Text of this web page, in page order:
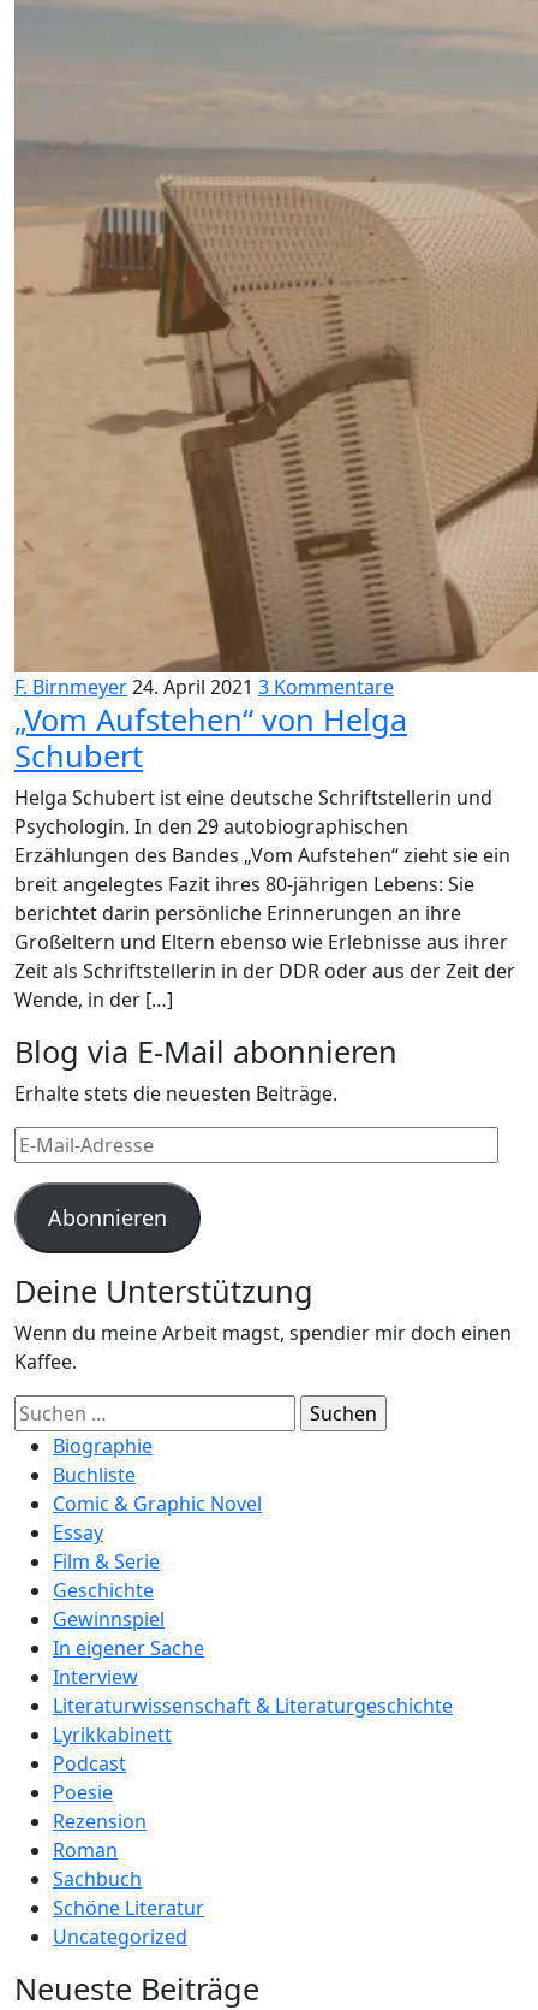
F. Birnmeyer24. April 2021 3 Kommentare
„Vom Aufstehen“ von Helga
Schubert
Helga Schubert ist eine deutsche Schriftstellerin und
Psychologin. In den 29 autobiographischen
Erzählungen des Bandes „Vom Aufstehen“ zieht sie ein
breit angelegtes Fazit ihres 80-jährigen Lebens: Sie
berichtet darin persönliche Erinnerungen an ihre
Großeltern und Eltern ebenso wie Erlebnisse aus ihrer
Zeit als Schriftstellerin in der DDR oder aus der Zeit der
Wende, in der […]
Blog via E-Mail abonnieren
Erhalte stets die neuesten Beiträge.
E-
Mail-
Adresse
Abonnieren
Deine Unterstützung
Wenn du meine Arbeit magst, spendier mir doch einen
Kaffee.
Suchen
nach:Biographie
Buchliste
Comic & Graphic Novel
Essay
Film & Serie
Geschichte
Gewinnspiel
In eigener Sache
Interview
Literaturwissenschaft & Literaturgeschichte
Lyrikkabinett
Podcast
Poesie
Rezension
Roman
Sachbuch
Schöne Literatur
Uncategorized
Neueste Beiträge